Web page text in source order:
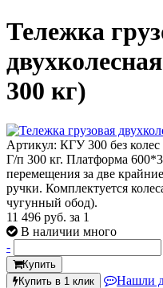
Тележка
300 кг)
Артикул: КГУ 300 без колес
Г/п 300 кг. Платформа
перемещения за две
ручки. Комплектуется
чугунный обод).
11 496 руб. за 1
В наличии много
-
Купить
Купить в 1 клик
Нашли